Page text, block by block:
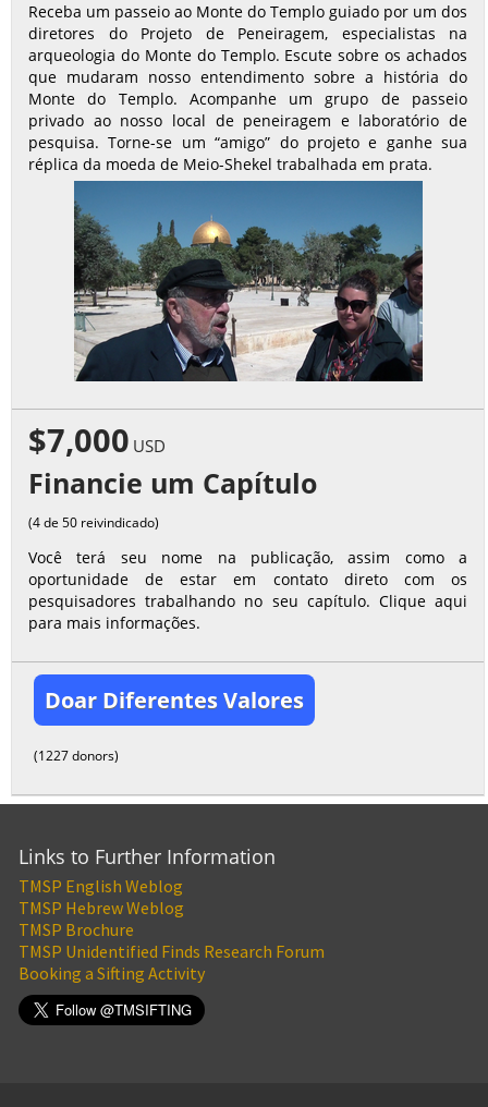
Receba um passeio ao Monte do Templo guiado por um dos
diretores do Projeto de Peneiragem, especialistas na
arqueologia do Monte do Templo. Escute sobre os achados
que mudaram nosso entendimento sobre a história do
Monte do Templo. Acompanhe um grupo de passeio
privado ao nosso local de peneiragem e laboratório de
pesquisa. Torne-se um “amigo” do projeto e ganhe sua
réplica da moeda de Meio-Shekel trabalhada em prata.
$7,000 USD
Financie um Capítulo
(4 de 50 reivindicado)
Você terá seu nome na publicação, assim como a
oportunidade de estar em contato direto com os
pesquisadores trabalhando no seu capítulo. Clique aqui
para mais informações.
Doar Diferentes Valores
(1227 donors)
Links to Further Information
TMSP English Weblog
TMSP Hebrew Weblog
TMSP Brochure
TMSP Unidentified Finds Research Forum
Booking a Sifting Activity